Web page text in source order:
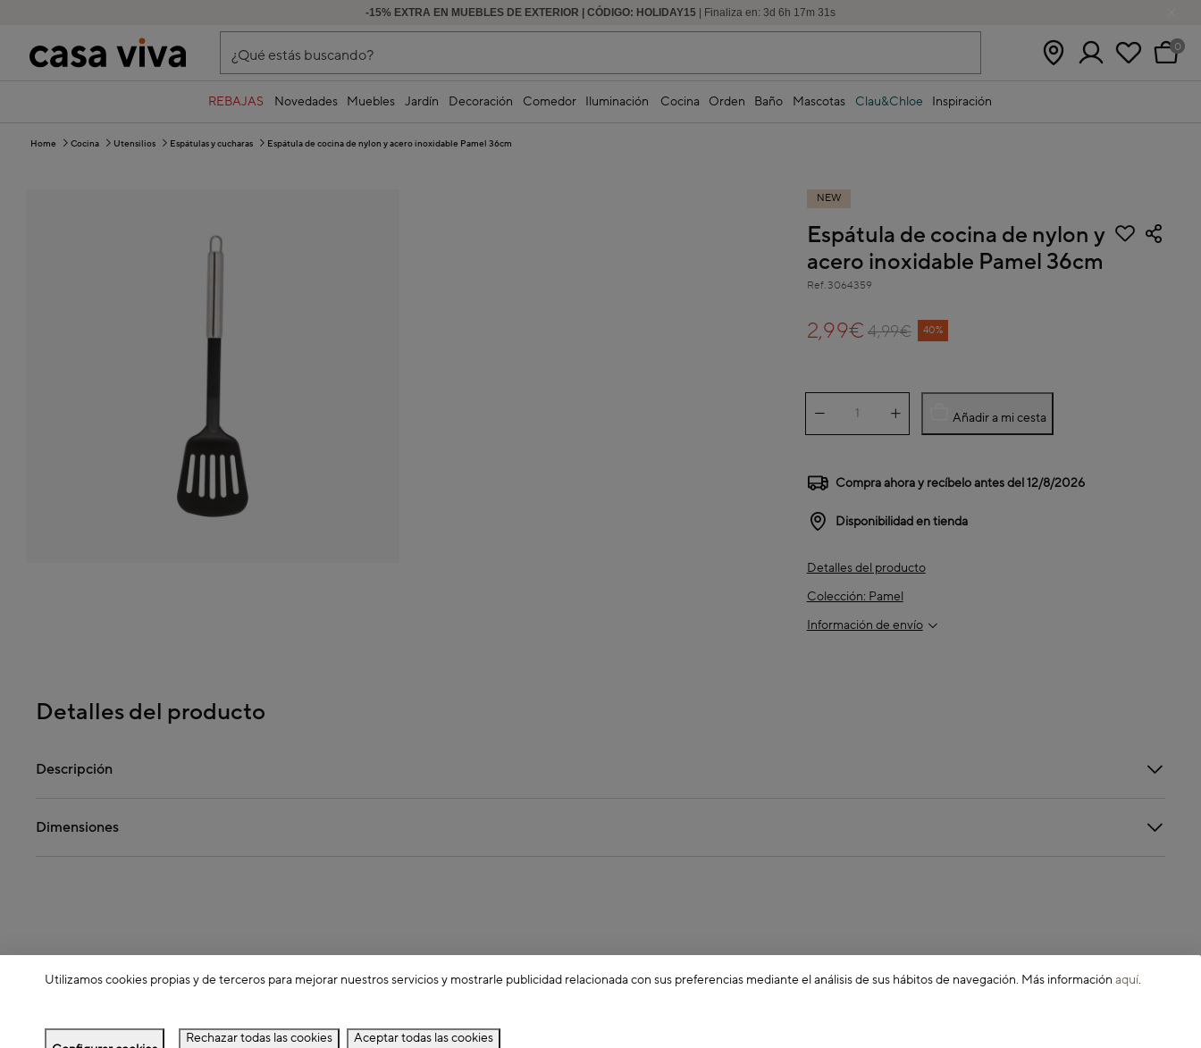
-15% EXTRA EN MUEBLES DE EXTERIOR | CÓDIGO: HOLIDAY15 | Finaliza en: 3d 6 h 17m 30s
HASTA -60% DE DESCUENTO | SEGUNDAS REBAJAS
¿Qué estás buscando? 0
REBAJAS Novedades Muebles Jardín Decoración Comedor Iluminación Cocina Orden Baño Mascotas Clau&Chloe Inspiración
Home Cocina Utensilios Espátulas y cucharas Espátula de cocina de nylon y acero inoxidable Pamel 36cm
NEW
Espátula de cocina de nylon y
acero inoxidable Pamel 36cm
Ref. 3064359
Price reduced from
4,99€
to 40%
2,99€
Añadir a mi cesta
Compra ahora y recíbelo antes del12/8/2026
Disponibilidad en tienda
Detalles del producto
Colección: Pamel
Información de envío
Detalles del producto
Descripción
Dimensiones
Utilizamos cookies propias y de terceros para mejorar nuestros servicios y mostrarle publicidad relacionada con sus preferencias mediante el análisis de sus hábitos de navegación. Más información aquí.
Rechazar todas las cookies Aceptar todas las cookies